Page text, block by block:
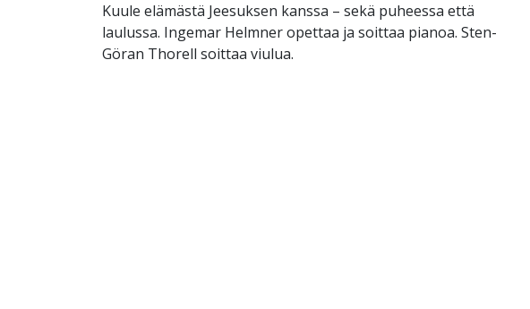
Kuule elämästä Jeesuksen kanssa – sekä puheessa että
laulussa. Ingemar Helmner opettaa ja soittaa pianoa. Sten-
Göran Thorell soittaa viulua.